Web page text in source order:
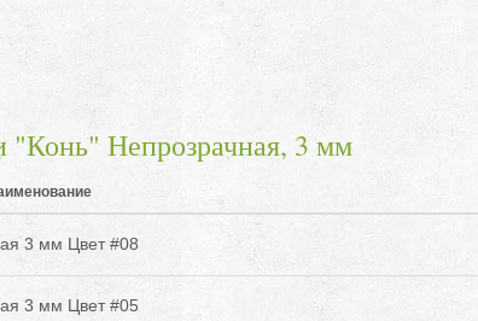
Непрозрачная, 3 мм
3 мм Цвет #08
3 мм Цвет #05